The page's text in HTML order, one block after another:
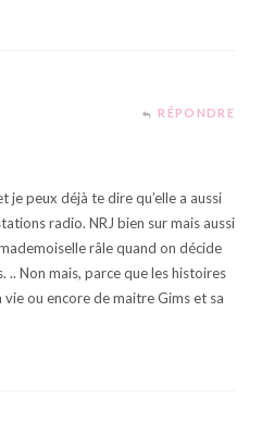
RÉPONDRE
peux déjà te dire qu’elle a aussi
radio. NRJ bien sur mais aussi
râle quand on décide
.. Non mais, parce que les histoires
ou encore de maitre Gims et sa